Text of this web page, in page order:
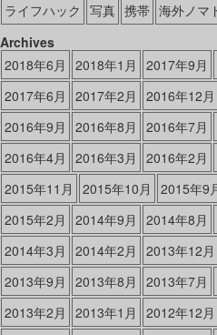
ライフハック 写真 携帯 海外ノマ
Archives
2018年6月
2018年1月 2017年9月
2017年6月
2017年2月 2016年12月
2016年9月
2016年8月 2016年7月
2016年4月
2016年3月 2016年2月
2015年11月
2015年10月 2015年9
2015年2月
2014年9月 2014年8月
2014年3月
2014年2月 2013年12月
2013年9月
2013年8月 2013年7月
2013年2月
2013年1月 2012年12月